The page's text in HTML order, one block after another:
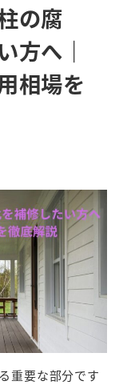
の腐
方へ｜
相場を
重要な部分です